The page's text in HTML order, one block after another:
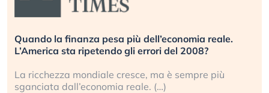
Quando la finanza pesa più dell’economia reale.
L’America sta ripetendo gli errori del 2008?
La ricchezza mondiale cresce, ma è sempre più
sganciata dall’economia reale. (…)